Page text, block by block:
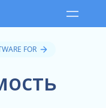
FOR